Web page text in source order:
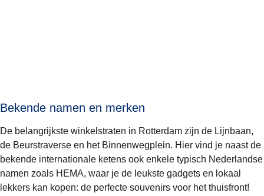
Bekende namen en merken
De belangrijkste winkelstraten in Rotterdam zijn de Lijnbaan,
de Beurstraverse en het Binnenwegplein. Hier vind je naast de
bekende internationale ketens ook enkele typisch Nederlandse
namen zoals HEMA, waar je de leukste gadgets en lokaal
lekkers kan kopen: de perfecte souvenirs voor het thuisfront!